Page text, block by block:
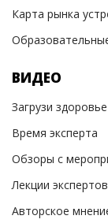
Карта рынка
ВИДЕО
Загрузи здоровье
Время эксперта
Обзоры с
Лекции экспертов
Авторское